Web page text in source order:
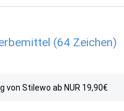
(64 Zeichen)
Stilewo ab NUR 19,90€